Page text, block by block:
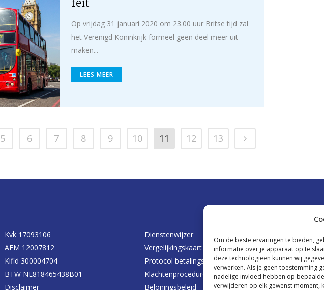
Om de beste ervaringen te bieden,
informatie over je apparaat op te
deze technologieën kunnen wij
verwerken. Als je geen toestemming
nadelige invloed hebben op
verwijderen op elk gewenst moment,
feit
Op vrijdag 31 januari 2020 om 23.00 uur Britse tijd zal
het Verenigd Koninkrijk formeel geen deel meer uit
maken...
LEES MEER
5 6 7 8 9 10 11 12 13
Kvk 17093106
AFM 12007812
Kifid 300004704
BTW NL818465438B01
Disclaimer
Dienstenwijzer
Vergelijkingskaart risico’s afdekken
Protocol betalingsachterstanden
Klachtenprocedure
Beloningsbeleid